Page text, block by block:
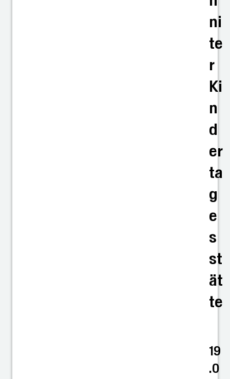
ni
te
r
Ki
n
d
er
ta
g
e
s
st
ät
te
19
.0